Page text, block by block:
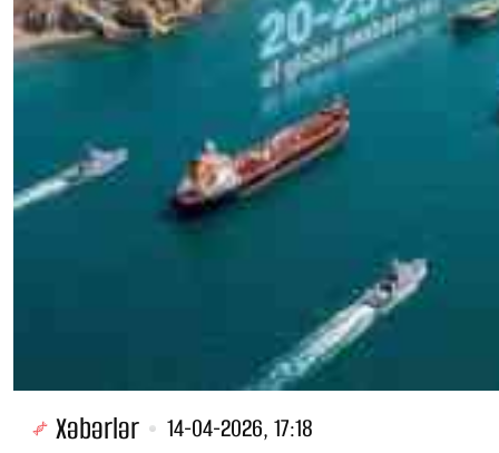
Xəbərlər 14-04-2026, 17:18